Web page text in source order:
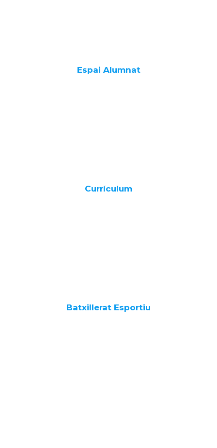
Espai Alumnat
Currículum
Batxillerat Esportiu